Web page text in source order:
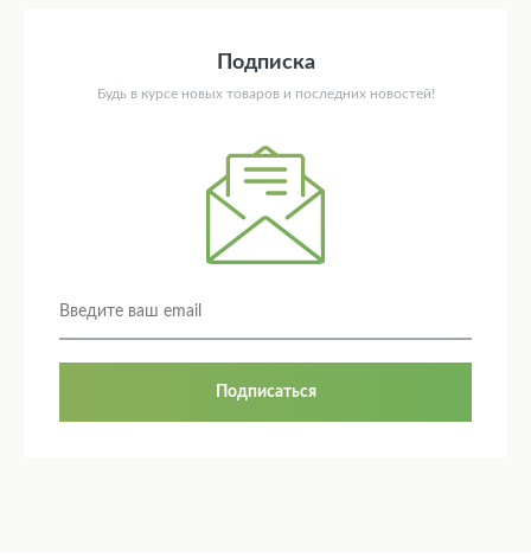
Подписка
Будь в курсе новых товаров и последних новостей!
Подписаться